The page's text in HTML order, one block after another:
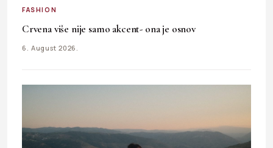
FASHION
Crvena više nije samo akcent- ona je osnov
6. August 2026.